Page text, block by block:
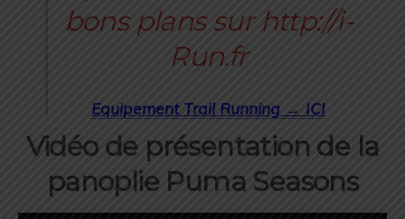
Equipement Trail Running → ICI
Vidéo de présentation de la
panoplie Puma Seasons